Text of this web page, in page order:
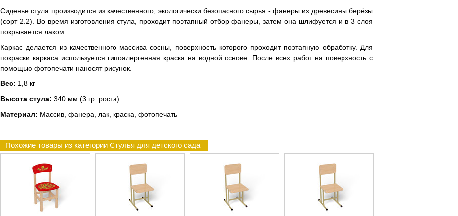
Сиденье стула производится из качественного, экологически безопасного сырья - фанеры из древесины берёзы
(сорт 2.2). Во время изготовления стула, проходит поэтапный отбор фанеры, затем она шлифуется и в 3 слоя
покрывается лаком.
Каркас делается из качественного массива сосны, поверхность которого проходит поэтапную обработку. Для
покраски каркаса используется гипоалергенная краска на водной основе. После всех работ на поверхность с
помощью фотопечати наносят рисунок.
Вес: 1,8 кг
Высота стула: 340 мм (3 гр. роста)
Материал: Массив, фанера, лак, краска, фотопечать
Похожие товары из категории Стулья для детского сада